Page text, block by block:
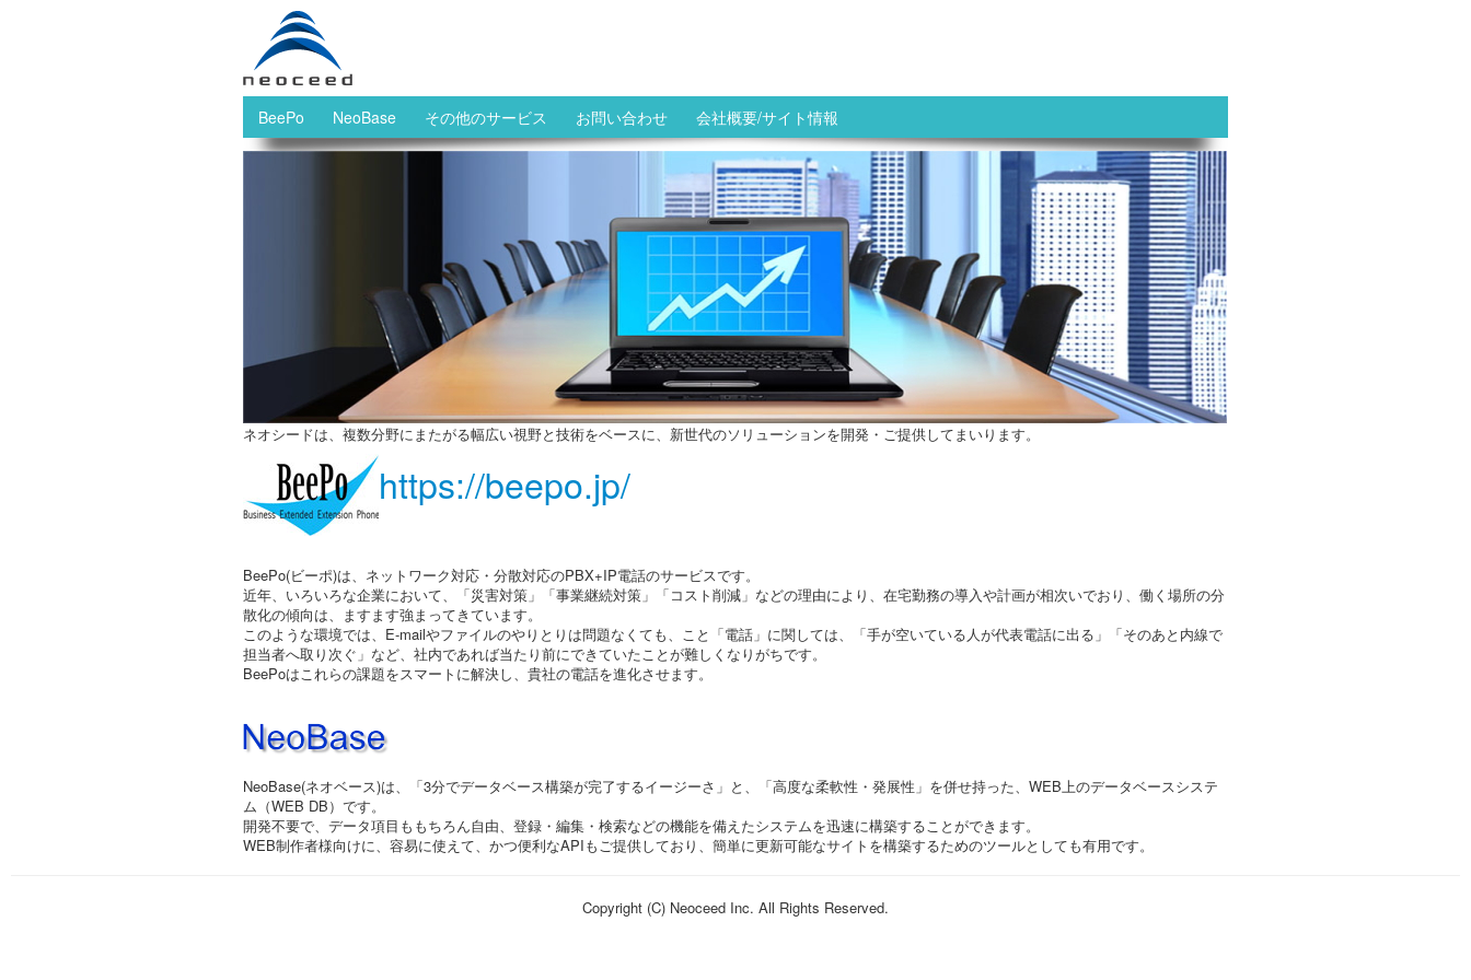
BeePo NeoBase その他のサービス お問い合わせ 会社概要/サイト情報
ネオシードは、複数分野にまたがる幅広い視野と技術をベースに、新世代のソリューションを開発・ご提供してまいります。
https://beepo.jp/
BeePo(ビーポ)は、ネットワーク対応・分散対応のPBX+IP電話のサービスです。
近年、いろいろな企業において、「災害対策」「事業継続対策」「コスト削減」などの理由により、在宅勤務の導入や計画が相次いでおり、働く場所の分
散化の傾向は、ますます強まってきています。
このような環境では、E-mailやファイルのやりとりは問題なくても、こと「電話」に関しては、「手が空いている人が代表電話に出る」「そのあと内線で
担当者へ取り次ぐ」など、社内であれば当たり前にできていたことが難しくなりがちです。
BeePoはこれらの課題をスマートに解決し、貴社の電話を進化させます。
NeoBase(ネオベース)は、「3分でデータベース構築が完了するイージーさ」と、「高度な柔軟性・発展性」を併せ持った、WEB上のデータベースシステ
ム（WEB DB）です。
開発不要で、データ項目ももちろん自由、登録・編集・検索などの機能を備えたシステムを迅速に構築することができます。
WEB制作者様向けに、容易に使えて、かつ便利なAPIもご提供しており、簡単に更新可能なサイトを構築するためのツールとしても有用です。
Copyright (C) Neoceed Inc. All Rights Reserved.